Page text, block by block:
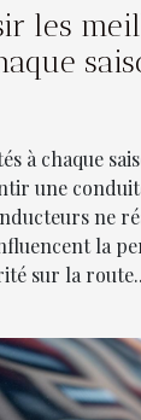
les
à chaque
une
ne
la
sur la